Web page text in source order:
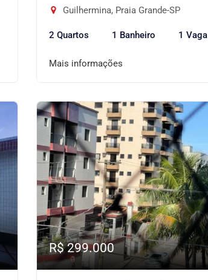
Guilhermina, Praia Grande-SP
2 Quartos 1 Banheiro 1 Vaga
Mais informações
R$ 299.000